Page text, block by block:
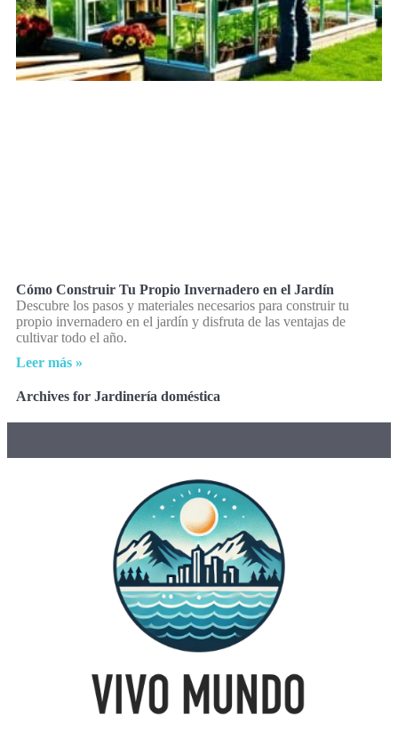
Cómo Construir Tu Propio Invernadero en el Jardín
Descubre los pasos y materiales necesarios para construir tu
propio invernadero en el jardín y disfruta de las ventajas de
cultivar todo el año.
Leer más »
Archives for Jardinería doméstica